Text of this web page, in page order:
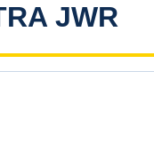
JWR